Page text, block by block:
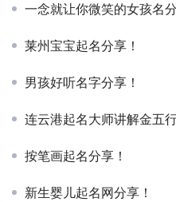
一念就让你微笑的女孩名分
莱州宝宝起名分享！
男孩好听名字分享！
连云港起名大师讲解金五
按笔画起名分享！
新生婴儿起名网分享！